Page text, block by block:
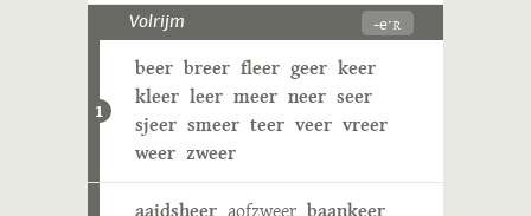
Volrijm -eˑʀ
1
beer breer fleer geer keer
kleer leer meer neer seer
sjeer smeer teer veer vreer
weer zweer